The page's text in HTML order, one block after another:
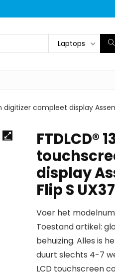
Laptops
digitizer compleet display
FTDLCD®
display
Flip S
Voer het
Toestand artikel:
behuizing. Alles is
duurt slechts 4-7
LCD touchscreen